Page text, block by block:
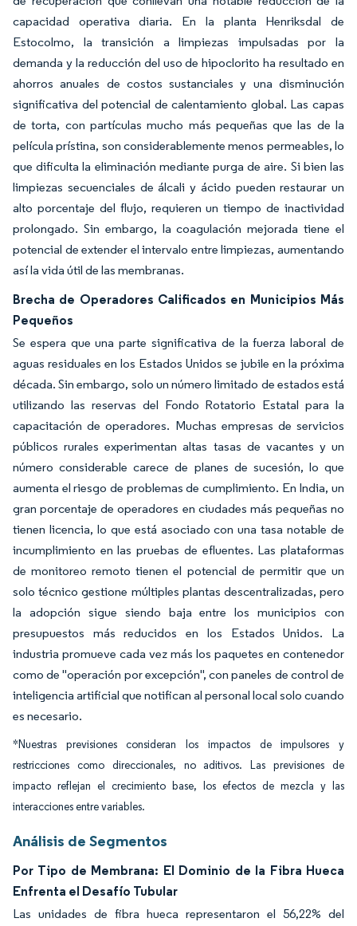
capacidad operativa diaria. En la planta Henriksdal de
Estocolmo, la transición a limpiezas impulsadas por la
demanda y la reducción del uso de hipoclorito ha resultado en
ahorros anuales de costos sustanciales y una disminución
significativa del potencial de calentamiento global. Las capas
de torta, con partículas mucho más pequeñas que las de la
película prístina, son considerablemente menos permeables, lo
que dificulta la eliminación mediante purga de aire. Si bien las
limpiezas secuenciales de álcali y ácido pueden restaurar un
alto porcentaje del flujo, requieren un tiempo de inactividad
prolongado. Sin embargo, la coagulación mejorada tiene el
potencial de extender el intervalo entre limpiezas, aumentando
así la vida útil de las membranas.
Brecha de Operadores Calificados en Municipios Más
Pequeños
Se espera que una parte significativa de la fuerza laboral de
aguas residuales en los Estados Unidos se jubile en la próxima
década. Sin embargo, solo un número limitado de estados está
utilizando las reservas del Fondo Rotatorio Estatal para la
capacitación de operadores. Muchas empresas de servicios
públicos rurales experimentan altas tasas de vacantes y un
número considerable carece de planes de sucesión, lo que
aumenta el riesgo de problemas de cumplimiento. En India, un
gran porcentaje de operadores en ciudades más pequeñas no
tienen licencia, lo que está asociado con una tasa notable de
incumplimiento en las pruebas de efluentes. Las plataformas
de monitoreo remoto tienen el potencial de permitir que un
solo técnico gestione múltiples plantas descentralizadas, pero
la adopción sigue siendo baja entre los municipios con
presupuestos más reducidos en los Estados Unidos. La
industria promueve cada vez más los paquetes en contenedor
como de "operación por excepción", con paneles de control de
inteligencia artificial que notifican al personal local solo cuando
es necesario.
*Nuestras previsiones consideran los impactos de impulsores y
restricciones como direccionales, no aditivos. Las previsiones de
impacto reflejan el crecimiento base, los efectos de mezcla y las
interacciones entre variables.
Análisis de Segmentos
Por Tipo de Membrana: El Dominio de la Fibra Hueca
Enfrenta el Desafío Tubular
Las unidades de fibra hueca representaron el 56,22% del